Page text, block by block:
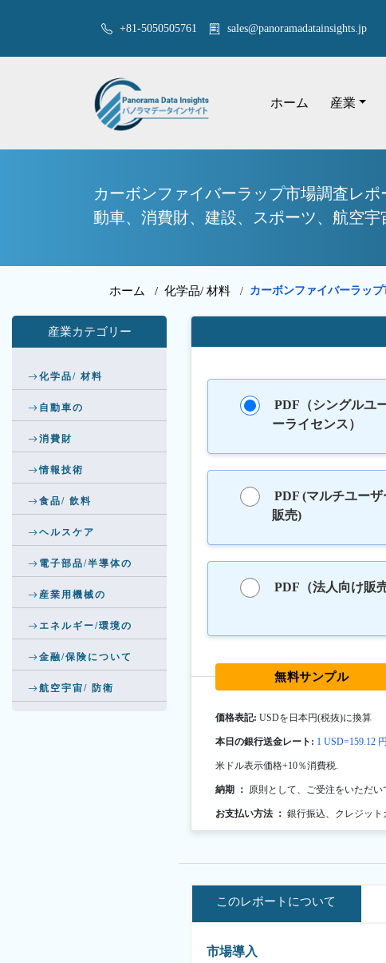
+81-5050505761 sales@panoramadatainsights.jp
ホーム 産業
カーボンファイバーラップ市場調査レ
動車、消費財、建設、スポーツ、航空
ホーム / 化学品/ 材料 / カーボンファイバーラッ
産業カテゴリー
化学品/ 材料
自動車の
消費財
情報技術
食品/ 飲料
ヘルスケア
電子部品/半導体の
産業用機械の
エネルギー/環境の
金融/保険について
航空宇宙/ 防衛
PDF（シングルユ
ーライセンス）
PDF (マルチユーザ
販売)
PDF（法人向け販売
無料サンプル
価格表記: USDを日本円(税抜)に換算
本日の銀行送金レート: 1 USD=159.12 円
米ドル表示価格+10％消費税.
納期 ： 原則として、ご受注をいただ
お支払い方法 ： 銀行振込、クレジット
このレポートについて
市場導入